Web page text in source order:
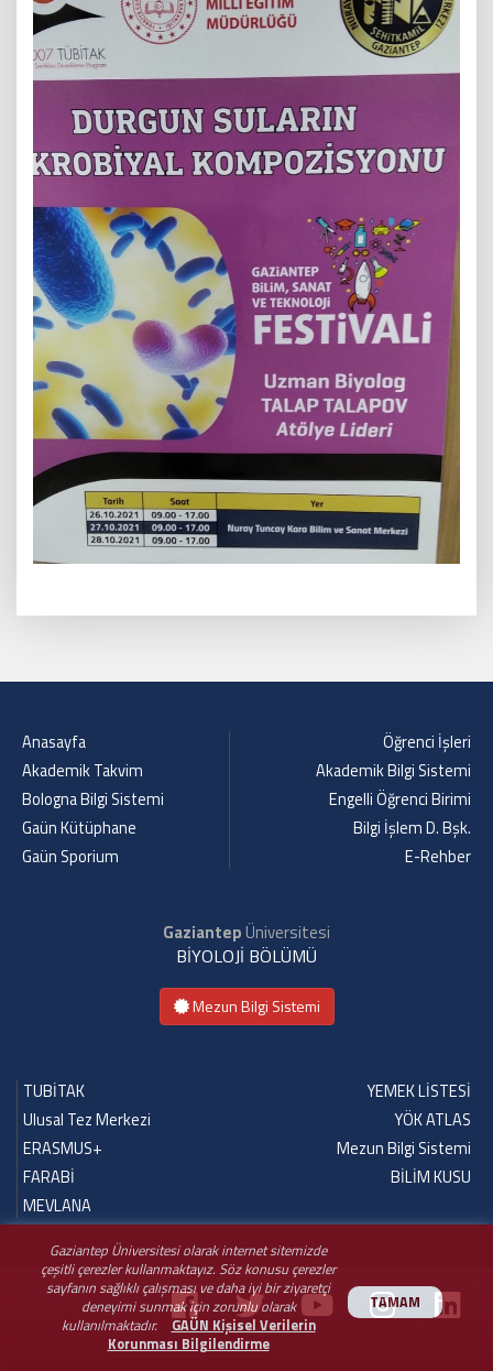
Gaziantep Üniversitesi olarak internet sitemizde
çeşitli çerezler kullanmaktayız. Söz konusu çerezler
sayfanın sağlıklı çalışması ve daha iyi bir ziyaretçi
deneyimi sunmak için zorunlu olarak
kullanılmaktadır.
GAÜN Kişisel Verilerin
Korunması Bilgilendirme
TAMAM
Anasayfa
Akademik Takvim
Bologna Bilgi Sistemi
Gaün Kütüphane
Gaün Sporium
Öğrenci İşleri
Akademik Bilgi Sistemi
Engelli Öğrenci Birimi
Bilgi İşlem D. Bşk.
E-Rehber
GaziantepÜniversitesi
BİYOLOJİ BÖLÜMÜ
Mezun Bilgi Sistemi
TUBİTAK
Ulusal Tez Merkezi
ERASMUS+
FARABİ
MEVLANA
YEMEK LİSTESİ
YÖK ATLAS
Mezun Bilgi Sistemi
BİLİM KUSU